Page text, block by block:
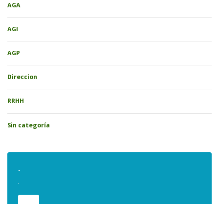
AGA
AGI
AGP
Direccion
RRHH
Sin categoría
.
.